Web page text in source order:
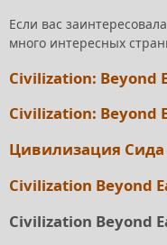
Если вас
много интересных
Civilization: Beyond
Civilization: Beyond
Цивилизация
Civilization Beyond
Civilization Beyond